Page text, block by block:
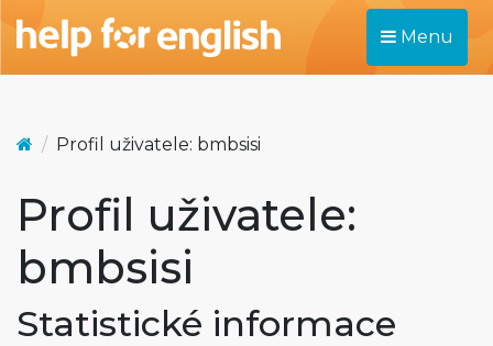
Menu
Profil uživatele: bmbsisi
Profil uživatele:
bmbsisi
Statistické informace